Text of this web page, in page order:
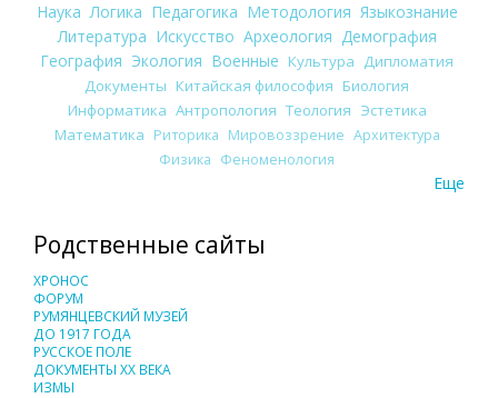
Наука Логика Педагогика Методология Языкознание
Литература Искусство Археология Демография
География Экология Военные Культура
Дипломатия
Документы Китайская философия Биология
Информатика Антропология Теология Эстетика
Математика Риторика Мировоззрение Архитектура
Физика Феноменология
Еще
Родственные сайты
ХРОНОС
ФОРУМ
РУМЯНЦЕВСКИЙ МУЗЕЙ
ДО 1917 ГОДА
РУССКОЕ ПОЛЕ
ДОКУМЕНТЫ XX ВЕКА
ИЗМЫ